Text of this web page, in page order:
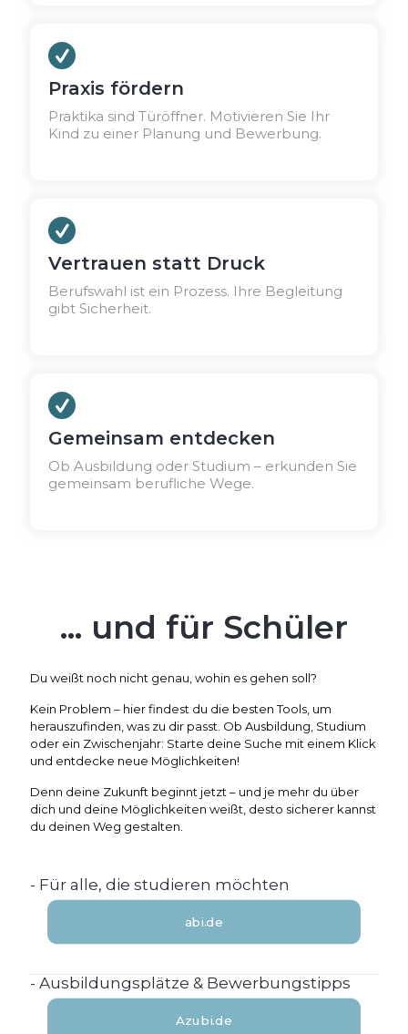
Praxis fördern
Praktika sind Türöffner. Motivieren Sie Ihr
Kind zu einer Planung und Bewerbung.
Vertrauen statt Druck
Berufswahl ist ein Prozess. Ihre Begleitung
gibt Sicherheit.
Gemeinsam entdecken
Ob Ausbildung oder Studium – erkunden Sie
gemeinsam berufliche Wege.
... und für Schüler
Du weißt noch nicht genau, wohin es gehen soll?
Kein Problem – hier findest du die besten Tools, um
herauszufinden, was zu dir passt. Ob Ausbildung, Studium
oder ein Zwischenjahr: Starte deine Suche mit einem Klick
und entdecke neue Möglichkeiten!
Denn deine Zukunft beginnt jetzt – und je mehr du über
dich und deine Möglichkeiten weißt, desto sicherer kannst
du deinen Weg gestalten.
- Für alle, die studieren möchten
abi.de
- Ausbildungsplätze & Bewerbungstipps
Azubi.de